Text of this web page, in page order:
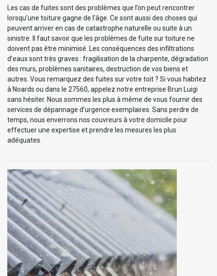
Les cas de fuites sont des problèmes que l’on peut rencontrer
lorsqu’une toiture gagne de l’âge. Ce sont aussi des choses qui
peuvent arriver en cas de catastrophe naturelle ou suite à un
sinistre. Il faut savoir que les problèmes de fuite sur toiture ne
doivent pas être minimisé. Les conséquences des infiltrations
d’eaux sont très graves : fragilisation de la charpente, dégradation
des murs, problèmes sanitaires, destruction de vos biens et
autres. Vous remarquez des fuites sur votre toit ? Si vous habitez
à Noards ou dans le 27560, appelez notre entreprise Brun Luigi
sans hésiter. Nous sommes les plus à même de vous fournir des
services de dépannage d’urgence exemplaires. Sans perdre de
temps, nous enverrons nos couvreurs à votre domicile pour
effectuer une expertise et prendre les mesures les plus
adéquates.